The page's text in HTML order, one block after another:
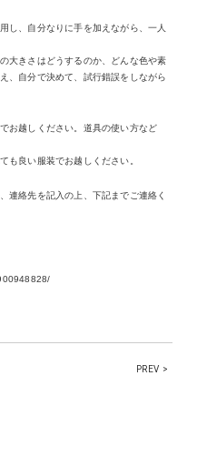
し、自分なりに手を加えながら、一人
大きさはどうするのか、どんな色や素
、自分で決めて、試行錯誤をしながら
お越しください。道具の使い方など
も良い服装でお越しください。
連絡先を記入の上、下記までご連絡く
PREV >